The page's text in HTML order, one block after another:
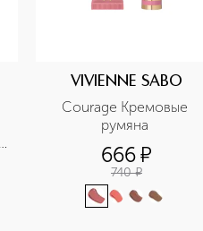
VIVIENNE SABO
Courage Кремовые
666¤
740 ¤